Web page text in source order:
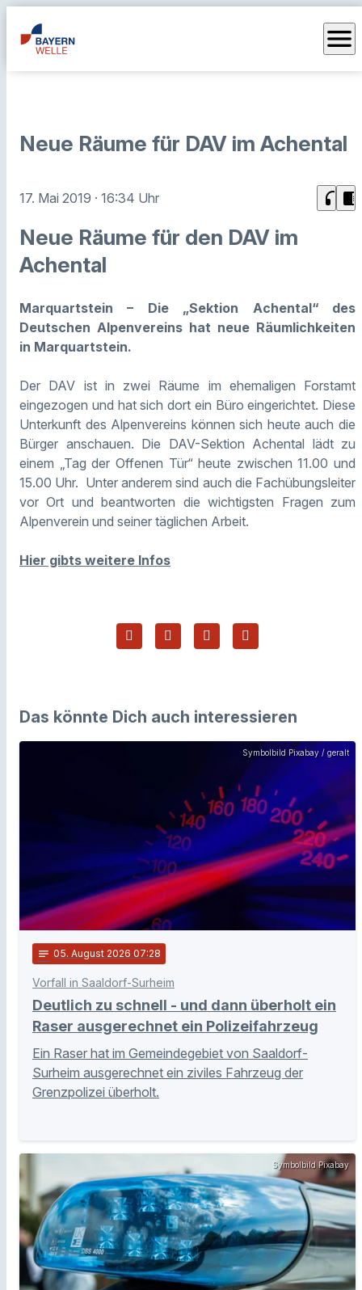
menu
Neue Räume für DAV im Achental
17. Mai 2019 · 16:34 Uhr headphones chrome_reader_mode
Neue Räume für den DAV im
Achental
Marquartstein – Die „Sektion Achental“ des
Deutschen Alpenvereins hat neue Räumlichkeiten
in Marquartstein.
Der DAV ist in zwei Räume im ehemaligen Forstamt
eingezogen und hat sich dort ein Büro eingerichtet. Diese
Unterkunft des Alpenvereins können sich heute auch die
Bürger anschauen. Die DAV-Sektion Achental lädt zu
einem „Tag der Offenen Tür“ heute zwischen 11.00 und
15.00 Uhr. Unter anderem sind auch die Fachübungsleiter
vor Ort und beantworten die wichtigsten Fragen zum
Alpenverein und seiner täglichen Arbeit.
Hier gibts weitere Infos
Das könnte Dich auch interessieren
Symbolbild Pixabay / geralt
notes 05. August 2026 07:28
Vorfall in Saaldorf-Surheim
Deutlich zu schnell - und dann überholt ein
Raser ausgerechnet ein Polizeifahrzeug
Ein Raser hat im Gemeindegebiet von Saaldorf-
Surheim ausgerechnet ein ziviles Fahrzeug der
Grenzpolizei überholt.
Symbolbild Pixabay